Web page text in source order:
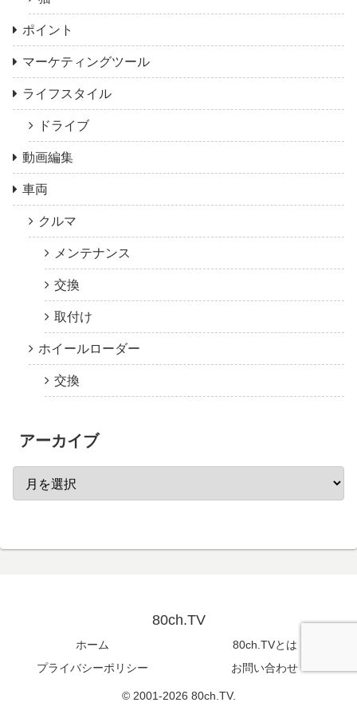
ポイント
マーケティングツール
ライフスタイル
ドライブ
動画編集
車両
クルマ
メンテナンス
交換
取付け
ホイールローダー
交換
アーカイブ
80ch.TV
ホーム
80ch.TVとは
プライバシーポリシー
お問い合わせ
© 2001-2026 80ch.TV.